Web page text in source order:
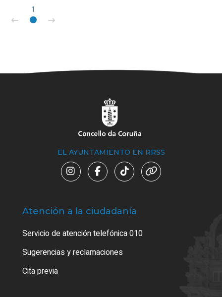
1
EL AYUNTAMIENTO EN RRSS
Atención a la ciudadanía
Servicio de atención telefónica 010
Sugerencias y reclamaciones
Cita previa